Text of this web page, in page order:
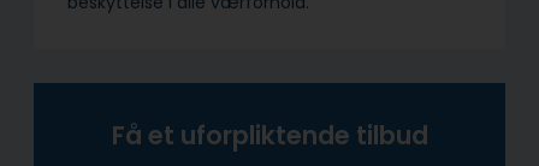
Få et uforpliktende tilbud